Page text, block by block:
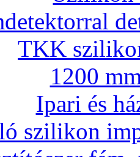
TKK
1200
Ipari és
szilikon